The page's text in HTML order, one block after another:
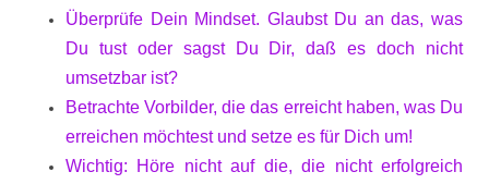
Überprüfe Dein Mindset. Glaubst Du an das, was
Du tust oder sagst Du Dir, daß es doch nicht
umsetzbar ist?
Betrachte Vorbilder, die das erreicht haben, was Du
erreichen möchtest und setze es für Dich um!
Wichtig: Höre nicht auf die, die nicht erfolgreich